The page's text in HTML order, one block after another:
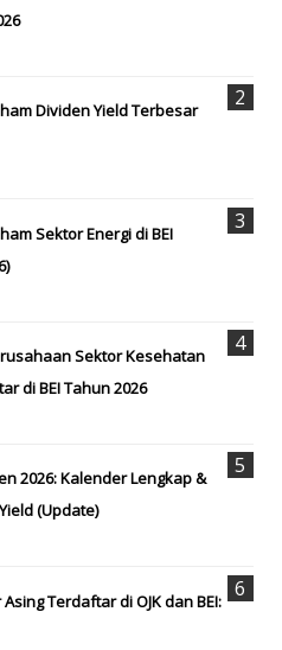
Dividen Yield Terbesar
Sektor Energi di BEI
Sektor Kesehatan
di BEI Tahun 2026
2026: Kalender Lengkap &
(Update)
Terdaftar di OJK dan BEI: